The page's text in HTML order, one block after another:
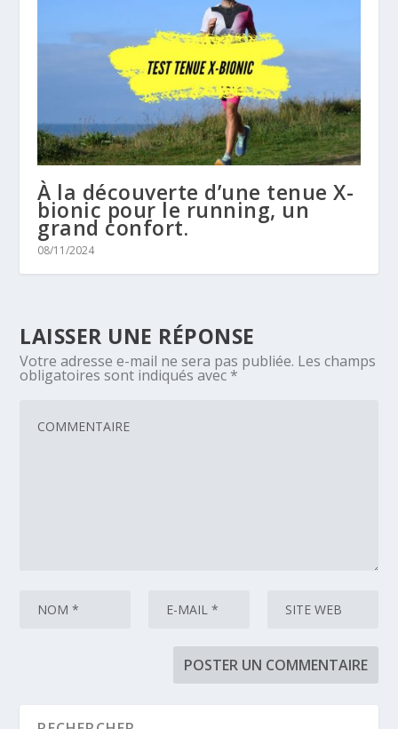
À la découverte d’une tenue X-
bionic pour le running, un
grand confort.
08/11/2024
LAISSER UNE RÉPONSE
Votre adresse e-mail ne sera pas publiée. Les champs
obligatoires sont indiqués avec *